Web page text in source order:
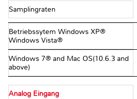
Samplingraten
Betriebssytem Windows XP®
Windows Vista®
Windows 7® and Mac OS(10.6.3 and
above)
Analog Eingang